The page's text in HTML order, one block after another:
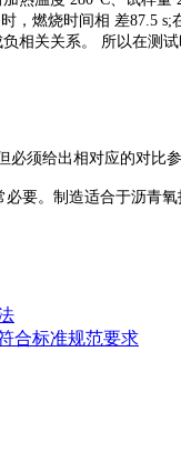
，燃烧时间相 差87.5
相关关系。 所以在测
须给出相对应的对比
要。制造适合于沥青
合标准规范要求